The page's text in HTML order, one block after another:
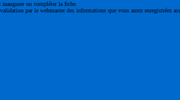
ou compléter la fiche.
par le webmaster des informations que vous aurez enregistrées